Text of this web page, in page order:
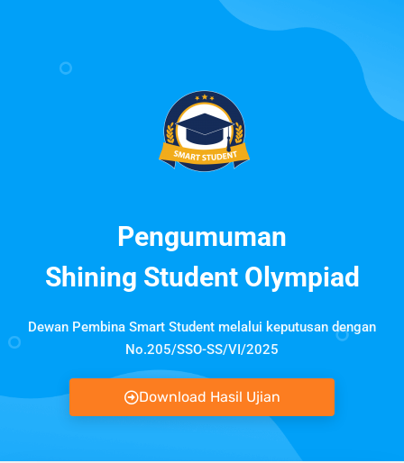
Pengumuman
Shining Student Olympiad
Dewan Pembina Smart Student melalui keputusan dengan
No.205/SSO-SS/VI/2025
Download Hasil Ujian